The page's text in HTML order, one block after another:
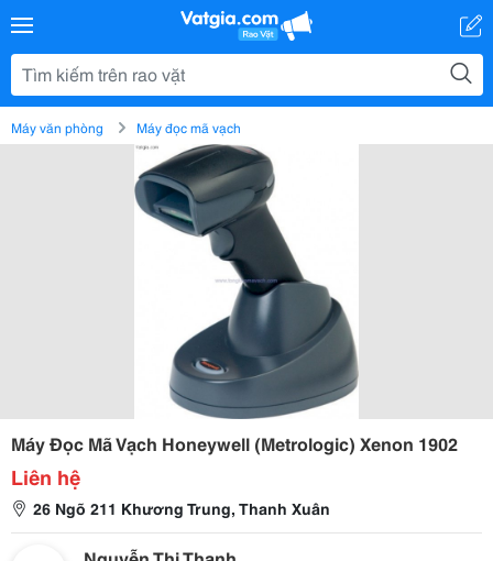
Máy văn phòng Máy đọc mã vạch
Máy Đọc Mã Vạch Honeywell (Metrologic) Xenon 1902
Liên hệ
26 Ngõ 211 Khương Trung, Thanh Xuân